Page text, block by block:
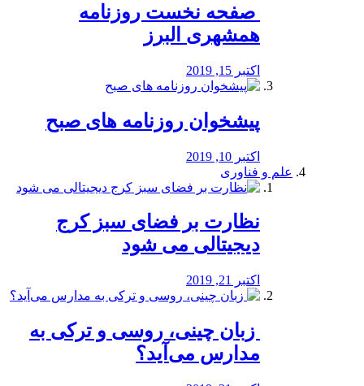
️ صفحه نخست روزنامه‌
همشهری البرز
اکتبر 15, 2019
پیشخوان روزنامه های صبح
اکتبر 10, 2019
علم و فناوری
نظارت بر فضای سبز کرج
دیجیتالی می شود
اکتبر 21, 2019
️ زبان چینی، روسی و ترکی به
مدارس می‌آید؟